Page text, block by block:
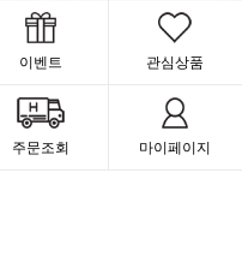
이벤트 관심상품
주문조회 마이페이지